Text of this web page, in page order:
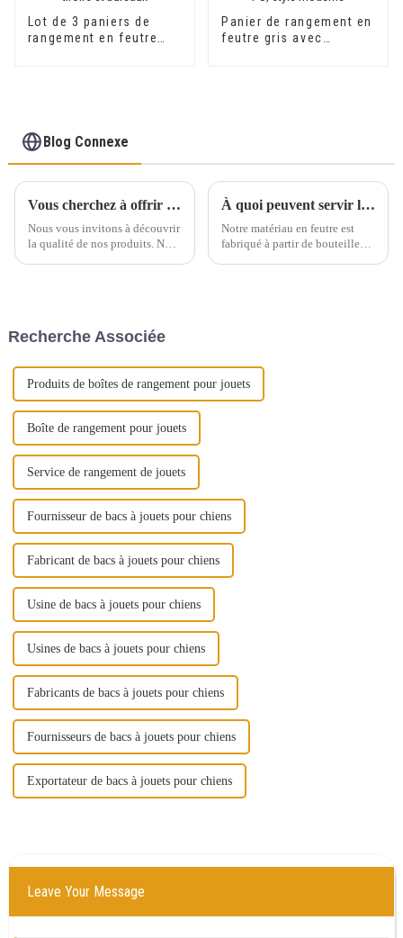
Lot de 3 paniers de
rangement en feutre
Panier de rangement en
feutre gris avec
Blog Connexe
Vous cherchez à offrir une expérience engageante et éducative aux tout-petits ?
Nous vous invitons à découvrir
la qualité de nos produits. Nous
commande groupée.
À quoi peuvent servir les matériaux en feutre ?
Notre matériau en feutre est
fabriqué à partir de bouteilles
Recherche Associée
Produits de boîtes de rangement pour jouets
Boîte de rangement pour jouets
Service de rangement de jouets
Fournisseur de bacs à jouets pour chiens
Fabricant de bacs à jouets pour chiens
Usine de bacs à jouets pour chiens
Usines de bacs à jouets pour chiens
Fabricants de bacs à jouets pour chiens
Fournisseurs de bacs à jouets pour chiens
Exportateur de bacs à jouets pour chiens
Leave Your Message